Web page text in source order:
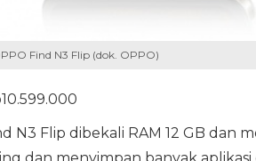
Find N3 Flip (dok. OPPO)
N3 Flip dibekali RAM 12 GB dan